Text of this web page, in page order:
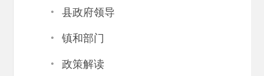
· 县政府领导
· 镇和部门
· 政策解读